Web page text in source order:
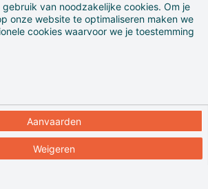
onder de
de regio rond Ieper werd zwaar
I. De Engelse schrijver
verwierf wereldwijde bekendheid
Memorial Tablet– met
van noodzakelijke cookies. Om je
onze website te optimaliseren maken we
cookies waarvoor we je toestemming
Aanvaarden
Weigeren